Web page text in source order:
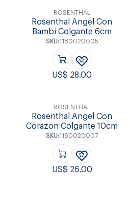
ROSENTHAL
Rosenthal Angel Con
Bambi Colgante 6cm
SKU:1180020005
US$ 28.00
ROSENTHAL
Rosenthal Angel Con
Corazon Colgante 10cm
SKU:1180020007
US$ 26.00